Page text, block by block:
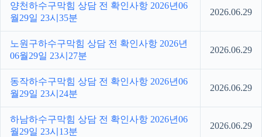
양천하수구막힘 상담 전 확인사항 2026년06
월29일 23시35분
2026.06.29
노원구하수구막힘 상담 전 확인사항 2026년
06월29일 23시27분
2026.06.29
동작하수구막힘 상담 전 확인사항 2026년06
월29일 23시24분
2026.06.29
하남하수구막힘 상담 전 확인사항 2026년06
월29일 23시13분
2026.06.29